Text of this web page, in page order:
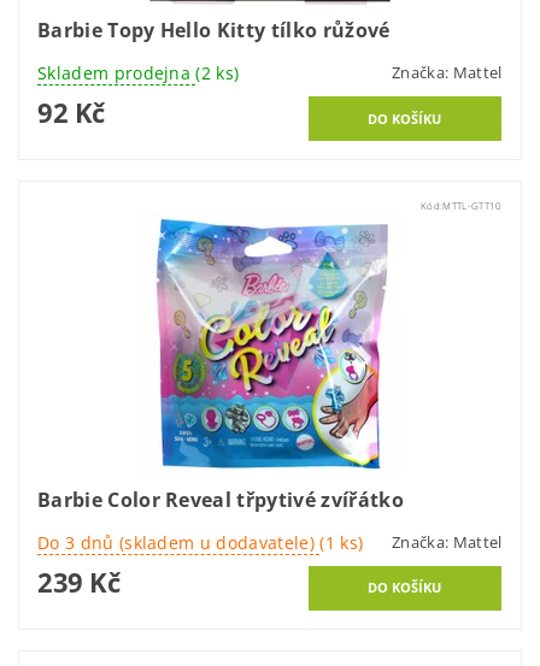
Barbie Topy Hello Kitty tílko růžové
Skladem prodejna(2 ks) Značka: Mattel
92 Kč
Kód:MTTL-GTT10
Barbie Color Reveal třpytivé zvířátko
Do 3 dnů (skladem u dodavatele)(1 ks) Značka: Mattel
239 Kč